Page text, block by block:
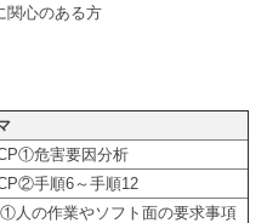
関心のある方
危害要因分析
手順6～手順12
人の作業やソフト面の要求事項